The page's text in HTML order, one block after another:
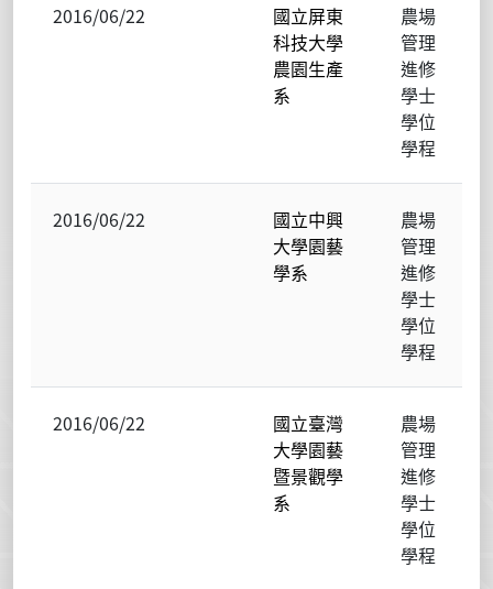
2016/06/22
國立屏東
科技大學
農園生產
系
農場
管理
進修
學士
學位
學程
2016/06/22
國立中興
大學園藝
學系
農場
管理
進修
學士
學位
學程
2016/06/22
國立臺灣
大學園藝
暨景觀學
系
農場
管理
進修
學士
學位
學程